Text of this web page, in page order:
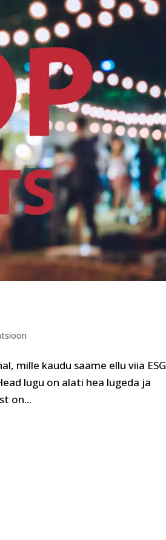
mille kaudu saame ellu viia ESG
lugu on alati hea lugeda ja
on...